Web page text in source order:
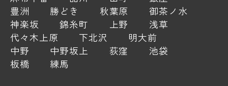
豊洲
勝どき 秋葉原
御茶ノ水
神楽坂
錦糸町 上野
浅草
代々木上原
下北沢
明大前
中野
中野坂上 荻窪
池袋
板橋
練馬